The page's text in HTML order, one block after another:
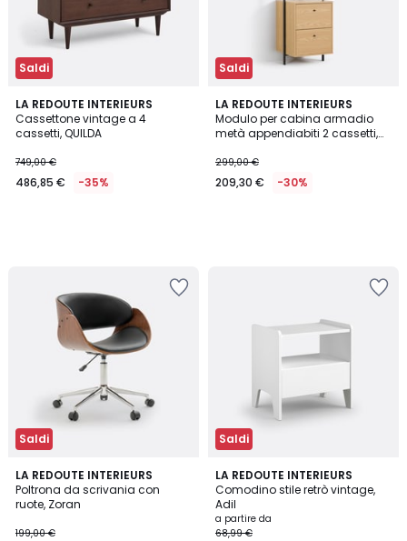
Saldi
LA REDOUTE INTERIEURS
Cassettone vintage a 4
cassetti, QUILDA
749,00 €
486,85 € -35%
Saldi
LA REDOUTE INTERIEURS
Modulo per cabina armadio
metà appendiabiti 2 cassetti,
299,00 €
209,30 € -30%
Saldi
LA REDOUTE INTERIEURS
Poltrona da scrivania con
ruote, Zoran
199,00 €
4,2
/ 5
2
Colori
Saldi
LA REDOUTE INTERIEURS
Comodino stile retrò vintage,
Adil
a partire da
68,99 €
3,9
/ 5
3
Colori